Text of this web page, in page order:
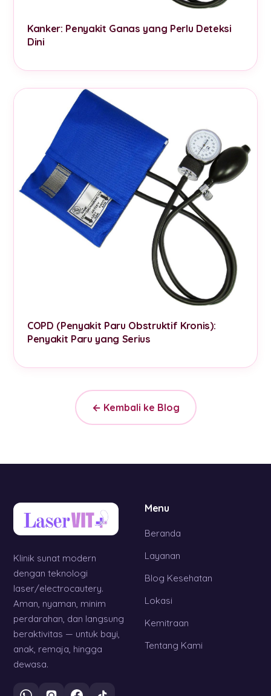
Kanker: Penyakit Ganas yang Perlu Deteksi
Dini
COPD (Penyakit Paru Obstruktif Kronis):
Penyakit Paru yang Serius
← Kembali ke Blog
Klinik sunat modern
dengan teknologi
laser/electrocautery.
Aman, nyaman, minim
perdarahan, dan langsung
beraktivitas — untuk bayi,
anak, remaja, hingga
dewasa.
Menu
Beranda
Layanan
Blog Kesehatan
Lokasi
Kemitraan
Tentang Kami